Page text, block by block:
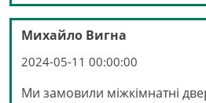
Михайло Вигна
2024-05-11 00:00:00
Ми замовили міжкімнатні